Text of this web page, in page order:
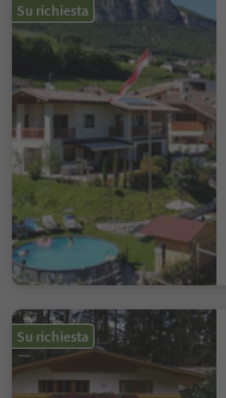
Su richiesta
Su richiesta